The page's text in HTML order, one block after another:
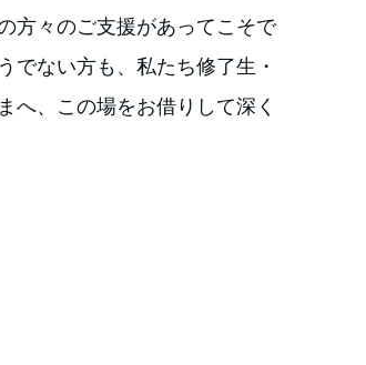
方々のご支援があってこそで
でない方も、私たち修了生・
へ、この場をお借りして深く